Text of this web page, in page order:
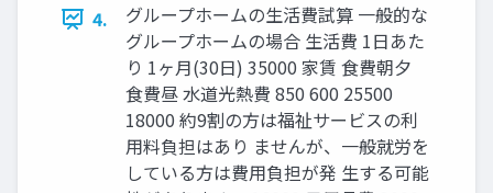
4.
グループホームの生活費試算 一般的な
グループホームの場合 生活費 1日あた
り 1ヶ月(30日) 35000 家賃 食費朝夕
食費昼 水道光熱費 850 600 25500
18000 約9割の方は福祉サービスの利
用料負担はあり ませんが、一般就労を
している方は費用負担が発 生する可能